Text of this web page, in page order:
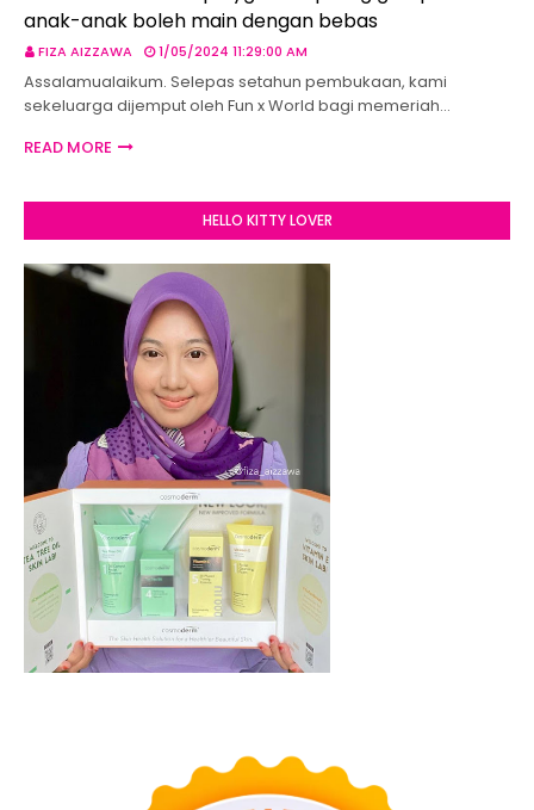
anak-anak boleh main dengan bebas
FIZA AIZZAWA 1/05/2024 11:29:00 AM
Assalamualaikum. Selepas setahun pembukaan, kami
sekeluarga dijemput oleh Fun x World bagi memeriah…
READ MORE
HELLO KITTY LOVER